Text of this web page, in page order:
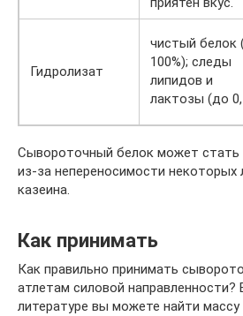
Гидролизат
чистый белок
100%); следы
липидов и
лактозы (до
Сывороточный белок может стать
из-за непереносимости
казеина.
Как принимать
Как правильно принимать
атлетам силовой направленности?
литературе вы можете найти